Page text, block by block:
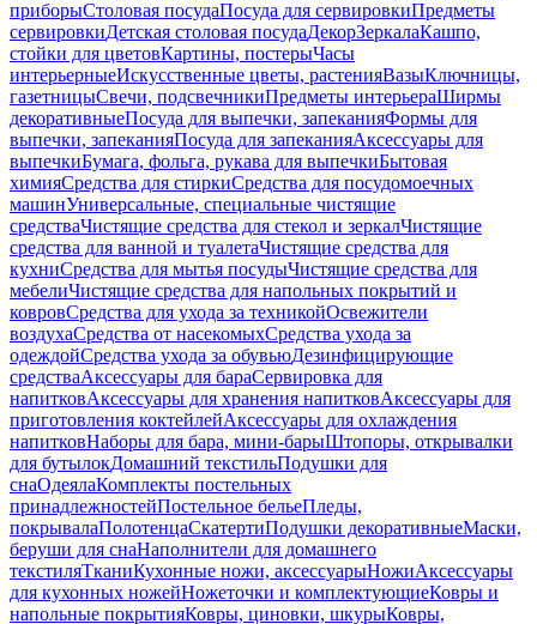
приборыСтоловая посудаПосуда для сервировкиПредметы
сервировкиДетская столовая посудаДекорЗеркалаКашпо,
стойки для цветовКартины, постерыЧасы
интерьерныеИскусственные цветы, растенияВазыКлючницы,
газетницыСвечи, подсвечникиПредметы интерьераШирмы
декоративныеПосуда для выпечки, запеканияФормы для
выпечки, запеканияПосуда для запеканияАксессуары для
выпечкиБумага, фольга, рукава для выпечкиБытовая
химияСредства для стиркиСредства для посудомоечных
машинУниверсальные, специальные чистящие
средстваЧистящие средства для стекол и зеркалЧистящие
средства для ванной и туалетаЧистящие средства для
кухниСредства для мытья посудыЧистящие средства для
мебелиЧистящие средства для напольных покрытий и
ковровСредства для ухода за техникойОсвежители
воздухаСредства от насекомыхСредства ухода за
одеждойСредства ухода за обувьюДезинфицирующие
средстваАксессуары для бараСервировка для
напитковАксессуары для хранения напитковАксессуары для
приготовления коктейлейАксессуары для охлаждения
напитковНаборы для бара, мини-барыШтопоры, открывалки
для бутылокДомашний текстильПодушки для
снаОдеялаКомплекты постельных
принадлежностейПостельное бельеПледы,
покрывалаПолотенцаСкатертиПодушки декоративныеМаски,
беруши для снаНаполнители для домашнего
текстиляТканиКухонные ножи, аксессуарыНожиАксессуары
для кухонных ножейНожеточки и комплектующиеКовры и
напольные покрытияКовры, циновки, шкурыКовры,